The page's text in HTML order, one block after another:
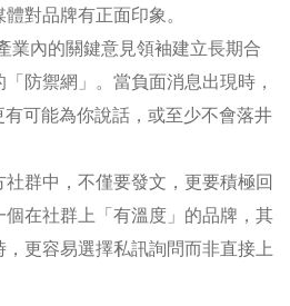
對品牌有正面印象。
業內的關鍵意見領袖建立長期合
防禦網」。當負面消息出現時，
可能為你說話，或至少不會落井
社群中，不僅要發文，更要積極回
在社群上「有溫度」的品牌，其
更容易選擇私訊詢問而非直接上